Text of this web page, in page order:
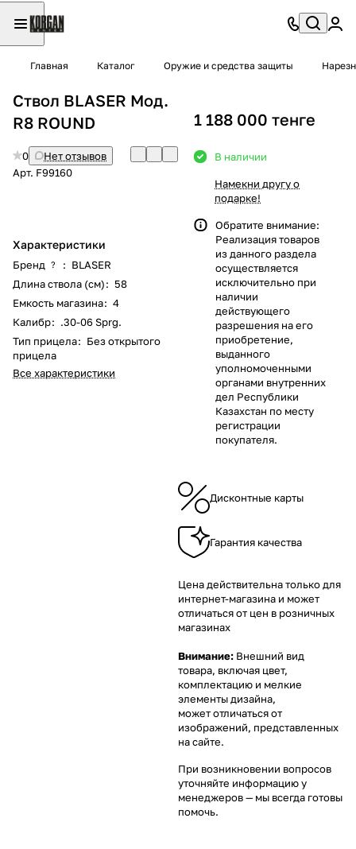
Главная Каталог Оружие и средства защиты
Ствол BLASER Мод.
R8 ROUND
0
Нет отзывов
Арт. F99160
Характеристики
Бренд ? : BLASER
Длина ствола (см): 58
Емкость магазина: 4
Калибр: .30-06 Sprg.
Тип прицела: Без открытого
прицела
Все характеристики
1 188 000 тенге
В наличии
Намекни другу о
подарке!
Обратите внимание:
Реализация товаров
из данного раздела
осуществляется
исключительно при
наличии
действующего
разрешения на его
приобретение,
выданного
уполномоченными
органами внутренних
дел Республики
Казахстан по месту
регистрации
покупателя.
Дисконтные карты
Гарантия качества
Цена действительна только для
интернет-магазина и может
отличаться от цен в розничных
магазинах
Внимание: Внешний вид
товара, включая цвет,
комплектацию и мелкие
элементы дизайна,
может отличаться от
изображений, представленных
на сайте.
При возникновении вопросов
уточняйте информацию у
менеджеров— мы всегда готовы
помочь.